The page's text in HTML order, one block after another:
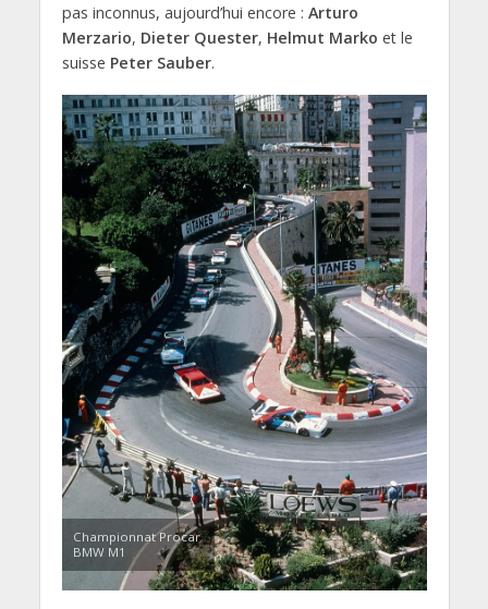
pas inconnus, aujourd’hui encore : Arturo
Merzario, Dieter Quester, Helmut Marko et le
suisse Peter Sauber.
Championnat Procar
BMW M1